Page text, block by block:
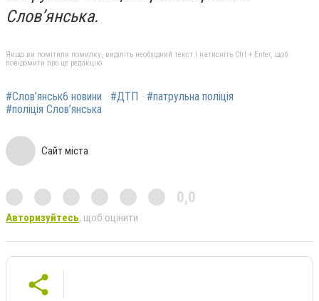
Слов’янська.
Якщо ви помітили помилку, виділіть необхідний текст і натисніть Ctrl + Enter, щоб
повідомити про це редакцію
#Слов’янськ6 новини #ДТП
#патрульна поліція
#поліція Слов’янська
Сайт міста
0,0
Авторизуйтесь, щоб оцінити